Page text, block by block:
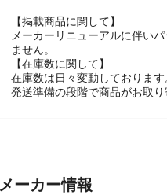
【掲載商品に関して】
メーカーリニューアルに伴い
ません。
【在庫数に関して】
在庫数は日々変動しております
発送準備の段階で商品がお取
メーカー情報